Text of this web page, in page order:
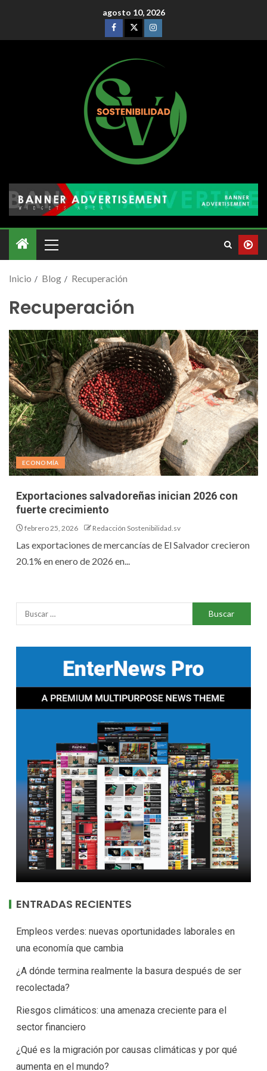
agosto 10, 2026
Inicio Blog Recuperación
Recuperación
ECONOMÍA
Exportaciones salvadoreñas inician 2026 con
fuerte crecimiento
febrero 25, 2026 Redacción Sostenibilidad.sv
Las exportaciones de mercancías de El Salvador crecieron
20.1% en enero de 2026 en...
ENTRADAS RECIENTES
Empleos verdes: nuevas oportunidades laborales en
una economía que cambia
¿A dónde termina realmente la basura después de ser
recolectada?
Riesgos climáticos: una amenaza creciente para el
sector financiero
¿Qué es la migración por causas climáticas y por qué
aumenta en el mundo?